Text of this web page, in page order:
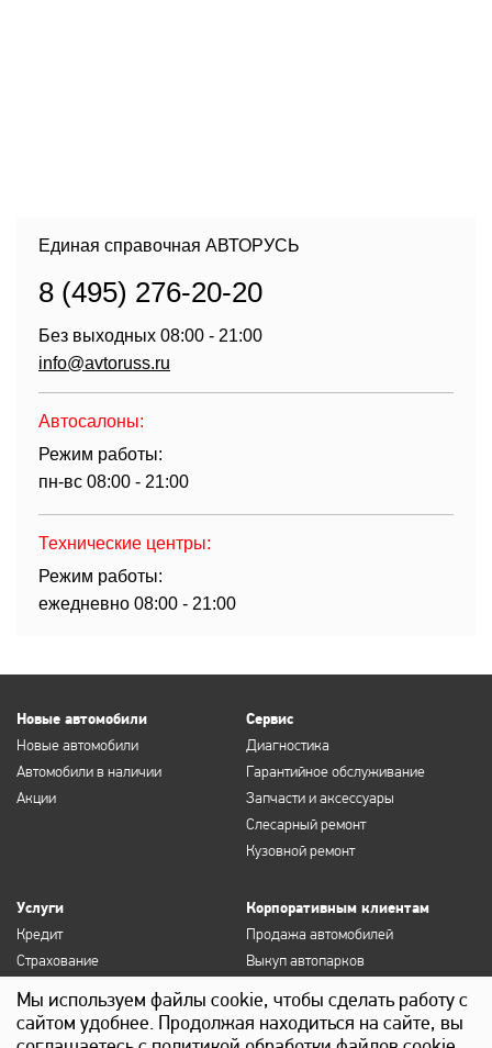
Единая справочная АВТОРУСЬ
8 (495) 276-20-20
Без выходных 08:00 - 21:00
info@avtoruss.ru
Автосалоны:
Режим работы:
пн-вс 08:00 - 21:00
Технические центры:
Режим работы:
ежедневно 08:00 - 21:00
Новые автомобили
Новые автомобили
Автомобили в наличии
Акции
Сервис
Диагностика
Гарантийное обслуживание
Запчасти и аксессуары
Слесарный ремонт
Кузовной ремонт
Услуги
Кредит
Страхование
Продление полисов ОСАГО и
КАСКО
Выкуп
Корпоративным клиентам
Продажа автомобилей
Выкуп автопарков
Сервисное обслуживание
Лизинг
Мы используем файлы cookie, чтобы сделать работу с
сайтом удобнее. Продолжая находиться на сайте, вы